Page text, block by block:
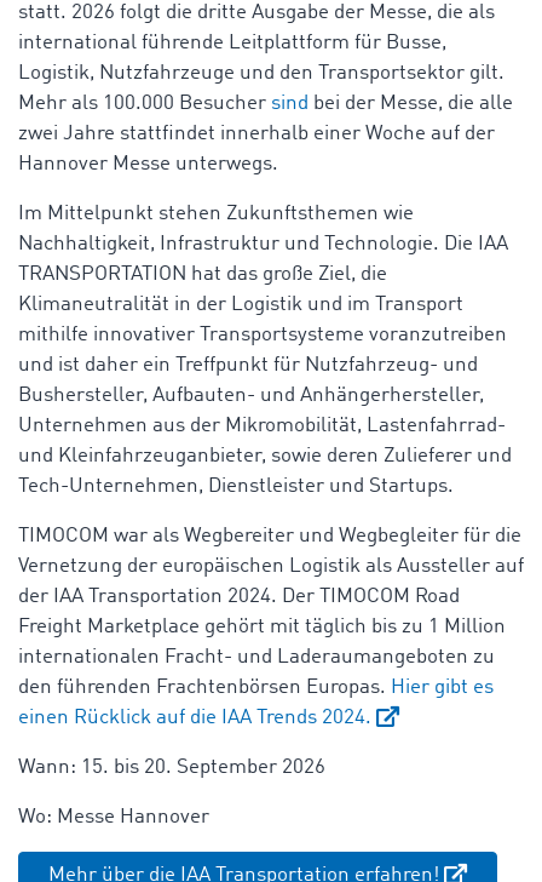
statt. 2026 folgt die dritte Ausgabe der Messe, die als
international führende Leitplattform für Busse,
Logistik, Nutzfahrzeuge und den Transportsektor gilt.
Mehr als 100.000 Besucher sind bei der Messe, die alle
zwei Jahre stattfindet innerhalb einer Woche auf der
Hannover Messe unterwegs.
Im Mittelpunkt stehen Zukunftsthemen wie
Nachhaltigkeit, Infrastruktur und Technologie. Die IAA
TRANSPORTATION hat das große Ziel, die
Klimaneutralität in der Logistik und im Transport
mithilfe innovativer Transportsysteme voranzutreiben
und ist daher ein Treffpunkt für Nutzfahrzeug- und
Bushersteller, Aufbauten- und Anhängerhersteller,
Unternehmen aus der Mikromobilität, Lastenfahrrad-
und Kleinfahrzeuganbieter, sowie deren Zulieferer und
Tech-Unternehmen, Dienstleister und Startups.
TIMOCOM war als Wegbereiter und Wegbegleiter für die
Vernetzung der europäischen Logistik als Aussteller auf
der IAA Transportation 2024. Der TIMOCOM Road
Freight Marketplace gehört mit täglich bis zu 1 Million
internationalen Fracht- und Laderaumangeboten zu
den führenden Frachtenbörsen Europas. Hier gibt es
einen Rücklick auf die IAA Trends 2024.
Wann: 15. bis 20. September 2026
Wo: Messe Hannover
Mehr über die IAA Transportation erfahren!